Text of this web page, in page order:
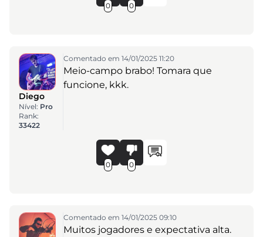
0 0
Diego
Nível: Pro
Rank:
33422
Comentado em 14/01/2025 11:20
Meio-campo brabo! Tomara que
funcione, kkk.
0 0
Comentado em 14/01/2025 09:10
Muitos jogadores e expectativa alta.